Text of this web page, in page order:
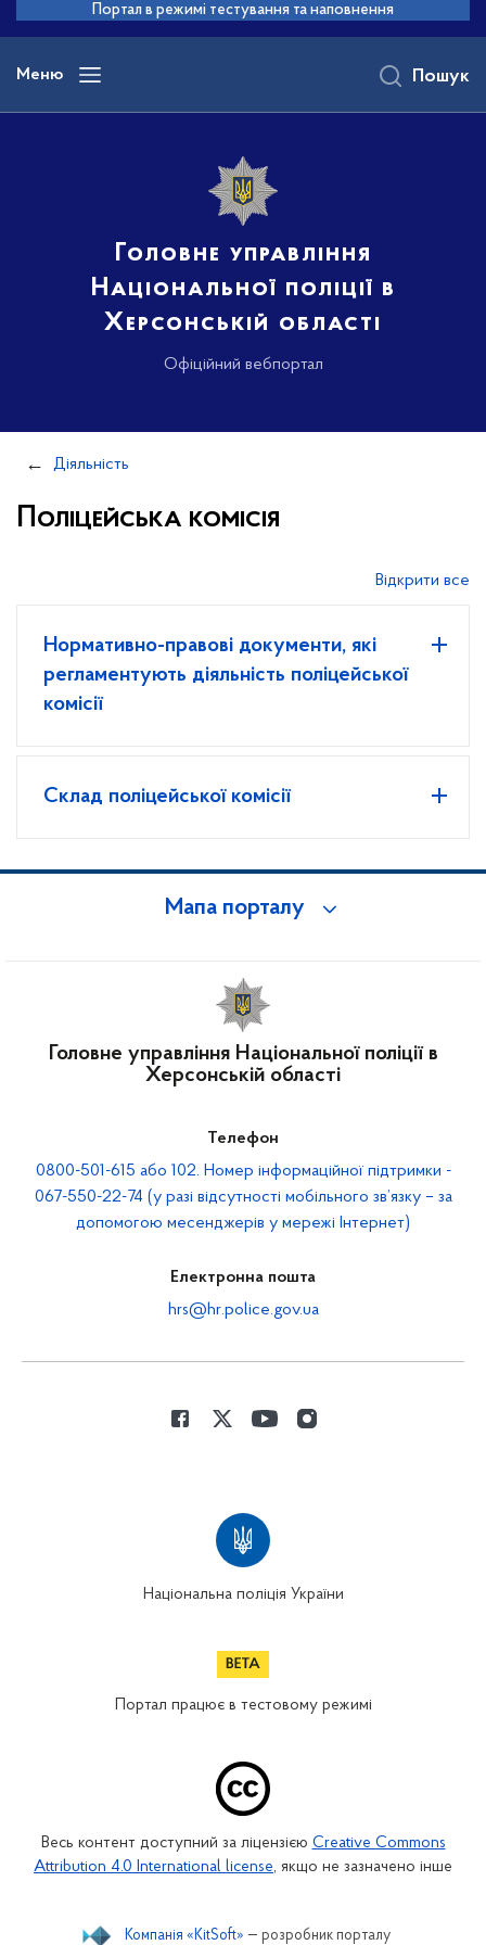
основного
вмісту
Портал в режимі тестування та наповнення
Меню
Головне управління
Національної поліції в
Херсонській області
Офіційний вебпортал
Пошук
Діяльність
Поліцейська комісія
Відкрити все
Нормативно-правові документи, які
регламентують діяльність поліцейської
комісії
Склад поліцейської комісії
Мапа порталу
Головне управління Національної поліції в
Херсонській області
Телефон
0800-501-615 або 102. Номер інформаційної підтримки -
067-550-22-74 (у разі відсутності мобільного зв’язку – за
допомогою месенджерів у мережі Інтернет)
Електронна пошта
hrs@hr.police.gov.ua
Національна поліція України
Портал працює в тестовому режимі
Весь контент доступний за ліцензією Creative Commons
Attribution 4.0 International license, якщо не зазначено інше
Компанія «KitSoft» — розробник порталу